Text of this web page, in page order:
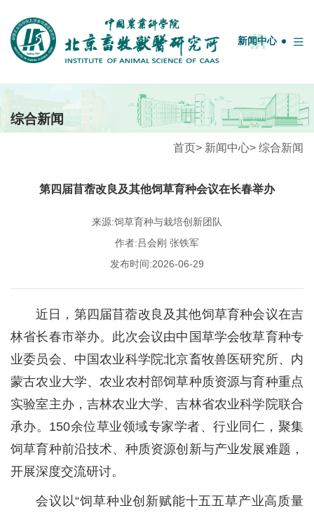
首页
牧医概况
人才队伍
党群工作
新闻中心
综合新闻
首页> 新闻中心> 综合新闻
第四届苜蓿改良及其他饲草育种会议在长春举办
来源:饲草育种与栽培创新团队
作者:吕会刚 张铁军
发布时间:2026-06-29
近日，第四届苜蓿改良及其他饲草育种会议在吉
林省长春市举办。此次会议由中国草学会牧草育种专
业委员会、中国农业科学院北京畜牧兽医研究所、内
蒙古农业大学、农业农村部饲草种质资源与育种重点
实验室主办，吉林农业大学、吉林省农业科学院联合
承办。150余位草业领域专家学者、行业同仁，聚集
饲草育种前沿技术、种质资源创新与产业发展难题，
开展深度交流研讨。
会议以“饲草种业创新赋能十五五草产业高质量